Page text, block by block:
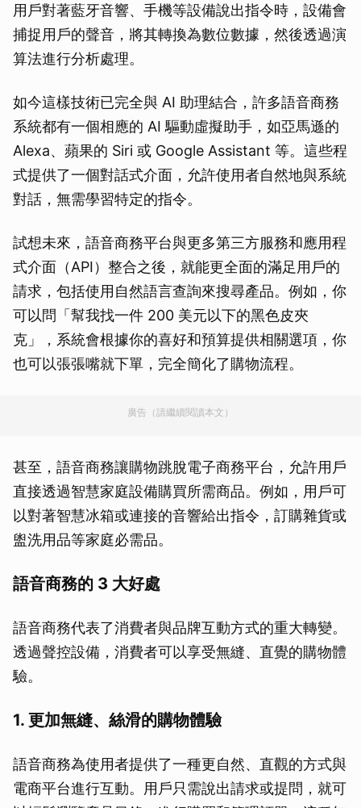
用戶對著藍牙音響、手機等設備說出指令時，設備會
捕捉用戶的聲音，將其轉換為數位數據，然後透過演
算法進行分析處理。
如今這樣技術已完全與 AI 助理結合，許多語音商務
系統都有一個相應的 AI 驅動虛擬助手，如亞馬遜的
Alexa、蘋果的 Siri 或 Google Assistant 等。這些程
式提供了一個對話式介面，允許使用者自然地與系統
對話，無需學習特定的指令。
試想未來，語音商務平台與更多第三方服務和應用程
式介面（API）整合之後，就能更全面的滿足用戶的
請求，包括使用自然語言查詢來搜尋產品。例如，你
可以問「幫我找一件 200 美元以下的黑色皮夾
克」，系統會根據你的喜好和預算提供相關選項，你
也可以張張嘴就下單，完全簡化了購物流程。
廣告（請繼續閱讀本文）
甚至，語音商務讓購物跳脫電子商務平台，允許用戶
直接透過智慧家庭設備購買所需商品。例如，用戶可
以對著智慧冰箱或連接的音響給出指令，訂購雜貨或
盥洗用品等家庭必需品。
語音商務的 3 大好處
語音商務代表了消費者與品牌互動方式的重大轉變。
透過聲控設備，消費者可以享受無縫、直覺的購物體
驗。
1. 更加無縫、絲滑的購物體驗
語音商務為使用者提供了一種更自然、直觀的方式與
電商平台進行互動。用戶只需說出請求或提問，就可